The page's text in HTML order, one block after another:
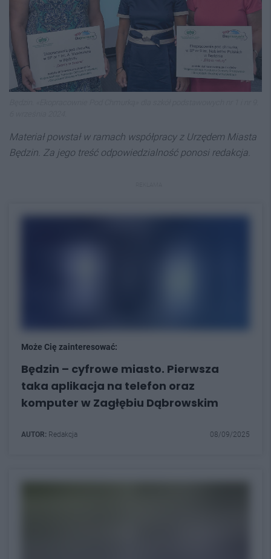
Materiał powstał w ramach współpracy z Urzędem Miasta
Będzin. Za jego treść odpowiedzialność ponosi redakcja.
Może Cię zainteresować:
Będzin – cyfrowe miasto. Pierwsza
taka aplikacja na telefon oraz
komputer w Zagłębiu Dąbrowskim
AUTOR: Redakcja 08/09/2025